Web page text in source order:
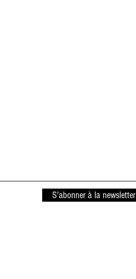
S'abonner à la newsletter